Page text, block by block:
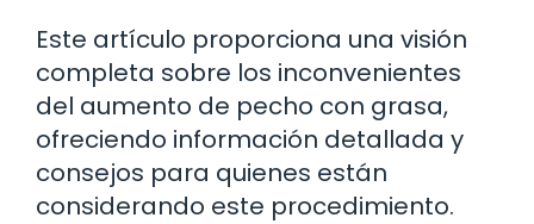
Este artículo proporciona una visión
completa sobre los inconvenientes
del aumento de pecho con grasa,
ofreciendo información detallada y
consejos para quienes están
considerando este procedimiento.